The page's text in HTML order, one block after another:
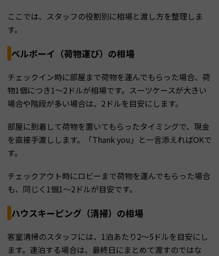
ここでは、スタッフの役割別に相場と渡し方を整理しま
す。
ベルボーイ（荷物運び）の相場
チェックイン時に部屋まで荷物を運んでもらった場合、荷
物1個につき1〜2ドルが相場です。スーツケースが大きい
場合や階段が多い場合は、2ドルを目安にします。
部屋に到着して荷物を置いてもらったタイミングで、現金
を直接手渡しします。「Thank you」と一言添えればOKで
す。
チェックアウト時にロビーまで荷物を運んでもらった場合
も、同じく1個1〜2ドルが目安です。
ハウスキーピング（清掃）の相場
客室清掃のスタッフには、1泊あたり2〜5ドルを目安にし
ます。連泊する場合は、最終日にまとめて渡すのではな